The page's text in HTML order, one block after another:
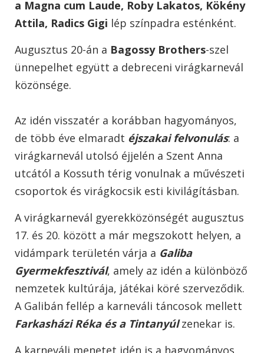
a Magna cum Laude, Roby Lakatos, Kökény
Attila, Radics Gigi lép színpadra esténként.
Augusztus 20-án a Bagossy Brothers-szel
ünnepelhet együtt a debreceni virágkarnevál
közönsége.
Az idén visszatér a korábban hagyományos,
de több éve elmaradt éjszakai felvonulás: a
virágkarnevál utolsó éjjelén a Szent Anna
utcától a Kossuth térig vonulnak a művészeti
csoportok és virágkocsik esti kivilágításban.
A virágkarnevál gyerekközönségét augusztus
17. és 20. között a már megszokott helyen, a
vidámpark területén várja a Galiba
Gyermekfesztivál, amely az idén a különböző
nemzetek kultúrája, játékai köré szerveződik.
A Galibán fellép a karneváli táncosok mellett
Farkasházi Réka és a Tintanyúl zenekar is.
A karneváli menetet idén is a hagyományos